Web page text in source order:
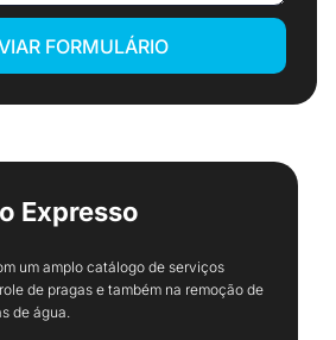
FORMULÁRIO
Expresso
um amplo catálogo de serviços
de pragas e também na remoção de
de água.